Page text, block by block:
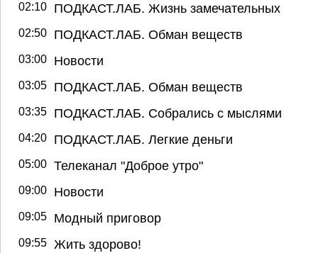
02:10 ПОДКАСТ.ЛАБ. Жизнь замечательных
02:50 ПОДКАСТ.ЛАБ. Обман веществ
03:00 Новости
03:05 ПОДКАСТ.ЛАБ. Обман веществ
03:35 ПОДКАСТ.ЛАБ. Собрались с мыслями
04:20 ПОДКАСТ.ЛАБ. Легкие деньги
05:00 Телеканал "Доброе утро"
09:00 Новости
09:05 Модный приговор
09:55 Жить здорово!